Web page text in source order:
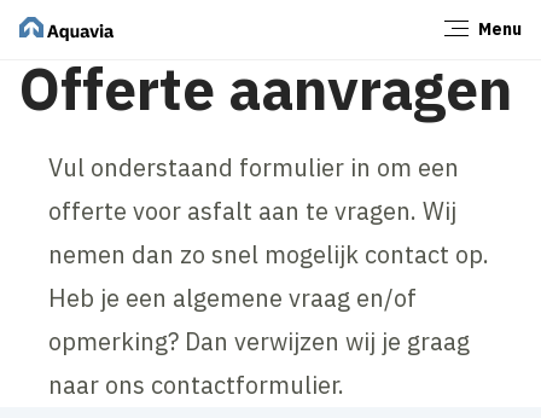
Menu
Offerte aanvragen
Vul onderstaand formulier in om een
offerte voor asfalt aan te vragen. Wij
nemen dan zo snel mogelijk contact op.
Heb je een algemene vraag en/of
opmerking? Dan verwijzen wij je graag
naar ons contactformulier.
Sluiten